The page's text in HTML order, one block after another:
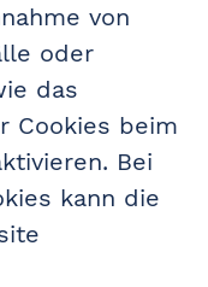
von
oder
das
Cookies beim
Bei
kann die